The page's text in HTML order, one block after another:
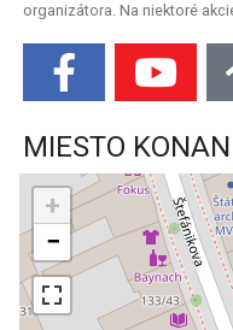
organizátora. Na niektoré
MIESTO
+
−